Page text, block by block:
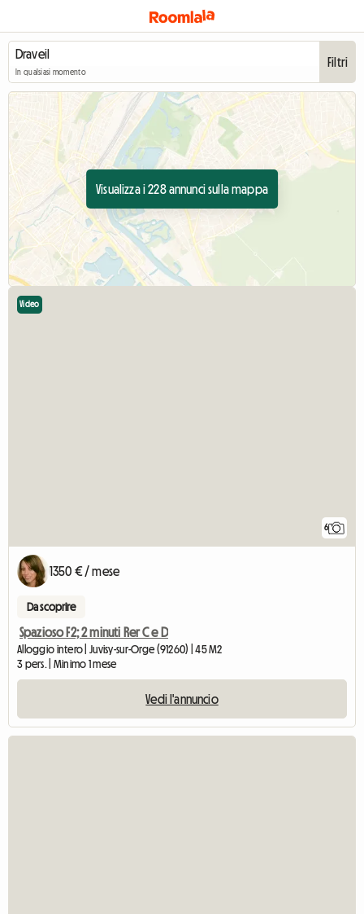
In qualsiasi momento
Filtri
Visualizza i 228 annunci sulla mappa
6
Video
1350 € / mese
Da scoprire
Spazioso F2; 2 minuti Rer C e D
Alloggio intero | Juvisy-sur-Orge (91260) | 45 M2
3 pers. | Minimo 1 mese
Vedi l'annuncio